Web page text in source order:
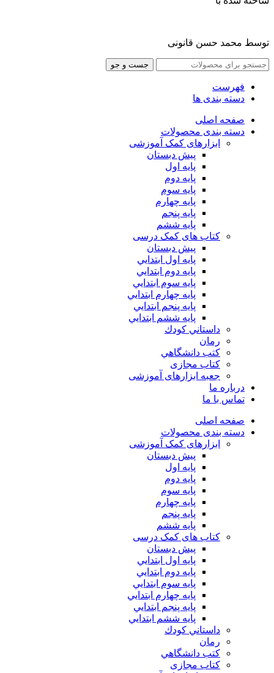
توسط محمد حسن قانونی
جست و جو
فهرست
دسته بندی ها
صفحه اصلی
دسته بندی محصولات
ابزارهای کمک آموزشی
پیش دبستان
پایه اول
پایه دوم
پایه سوم
پایه چهارم
پايه پنجم
پایه ششم
کتاب های کمک درسی
پیش دبستان
پايه اول ابتدايي
پايه دوم ابتدايي
پايه سوم ابتدايي
پايه چهارم ابتدايي
پايه پنجم ابتدايي
پايه ششم ابتدايي
داستاني كودك
رمان
كتب دانشگاهي
کتاب مجازی
جعبه ابزارهای آموزشی
درباره ما
تماس با ما
صفحه اصلی
دسته بندی محصولات
ابزارهای کمک آموزشی
پیش دبستان
پایه اول
پایه دوم
پایه سوم
پایه چهارم
پايه پنجم
پایه ششم
کتاب های کمک درسی
پیش دبستان
پايه اول ابتدايي
پايه دوم ابتدايي
پايه سوم ابتدايي
پايه چهارم ابتدايي
پايه پنجم ابتدايي
پايه ششم ابتدايي
داستاني كودك
رمان
كتب دانشگاهي
کتاب مجازی